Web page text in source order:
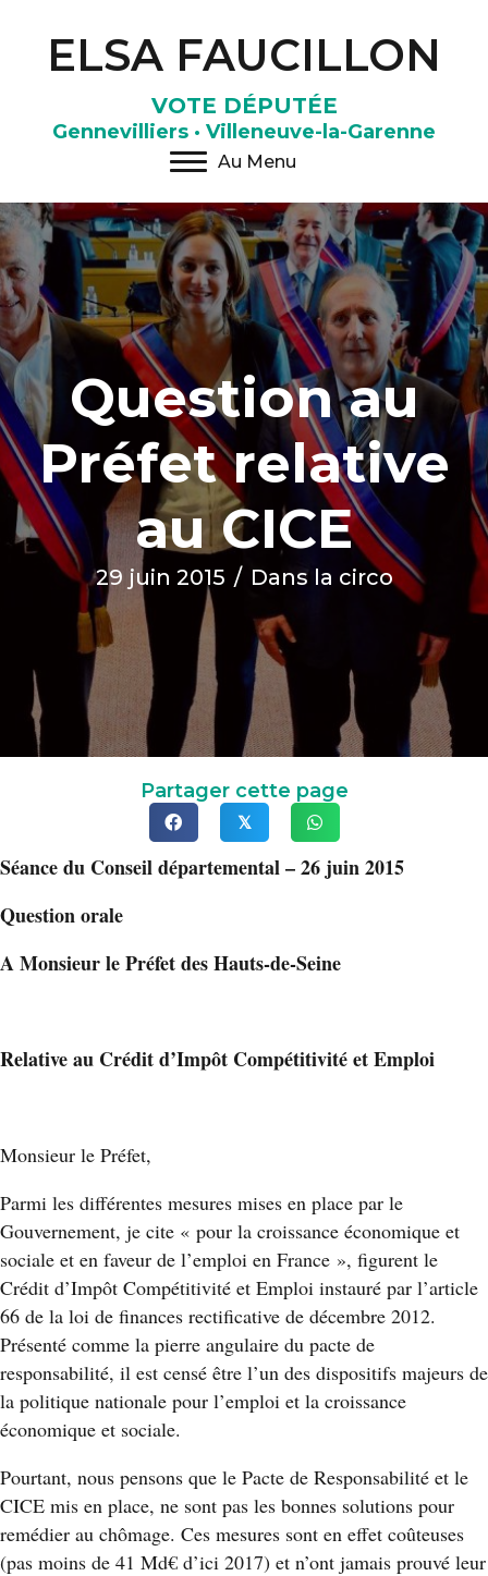
ELSA FAUCILLON
VOTE DÉPUTÉE
Gennevilliers · Villeneuve-la-Garenne
Au Menu
Question au
Préfet relative
au CICE
29 juin 2015 / Dans la circo
Partager cette page
𝕏
Séance du Conseil départemental – 26 juin 2015
Question orale
A Monsieur le Préfet des Hauts-de-Seine
Relative au Crédit d’Impôt Compétitivité et Emploi
Monsieur le Préfet,
Parmi les différentes mesures mises en place par le
Gouvernement, je cite « pour la croissance économique et
sociale et en faveur de l’emploi en France », figurent le
Crédit d’Impôt Compétitivité et Emploi instauré par l’article
66 de la loi de finances rectificative de décembre 2012.
Présenté comme la pierre angulaire du pacte de
responsabilité, il est censé être l’un des dispositifs majeurs de
la politique nationale pour l’emploi et la croissance
économique et sociale.
Pourtant, nous pensons que le Pacte de Responsabilité et le
CICE mis en place, ne sont pas les bonnes solutions pour
remédier au chômage. Ces mesures sont en effet coûteuses
(pas moins de 41 Md€ d’ici 2017) et n’ont jamais prouvé leur